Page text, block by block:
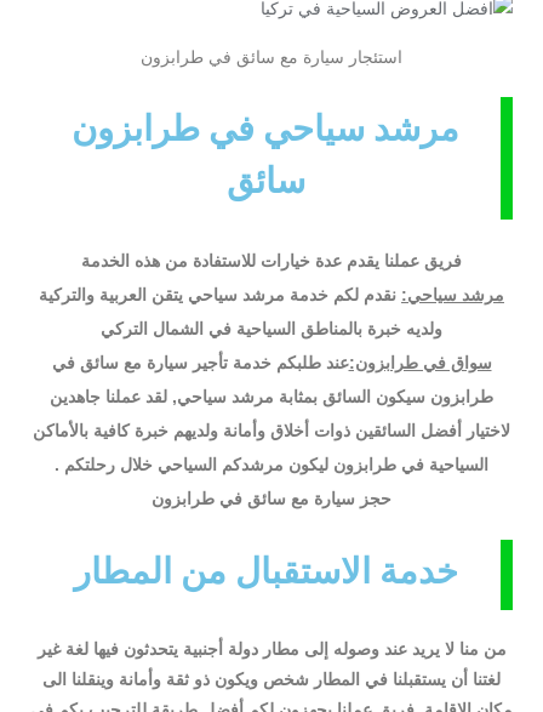
استئجار سيارة مع سائق في طرابزون​
مرشد سياحي في طرابزون
سائق
فريق عملنا يقدم عدة خيارات للاستفادة من هذه الخدمة
مرشد سياحي: نقدم لكم خدمة مرشد سياحي يتقن العربية والتركية
ولديه خبرة بالمناطق السياحية في الشمال التركي
سواق في طرابزون:عند طلبكم خدمة تأجير سيارة مع سائق في
طرابزون سيكون السائق بمثابة مرشد سياحي, لقد عملنا جاهدين
لاختيار أفضل السائقين ذوات أخلاق وأمانة ولديهم خبرة كافية بالأماكن
السياحية في طرابزون ليكون مرشدكم السياحي خلال رحلتكم .
حجز سيارة مع سائق في طرابزون
خدمة الاستقبال من المطار
من منا لا يريد عند وصوله إلى مطار دولة أجنبية يتحدثون فيها لغة غير
لغتنا أن يستقبلنا في المطار شخص ويكون ذو ثقة وأمانة وينقلنا الى